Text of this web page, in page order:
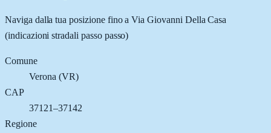
Naviga dalla tua posizione fino aVia Giovanni Della Casa
(indicazioni stradali passo passo)
Comune
Verona (VR)
CAP
37121–37142
Regione